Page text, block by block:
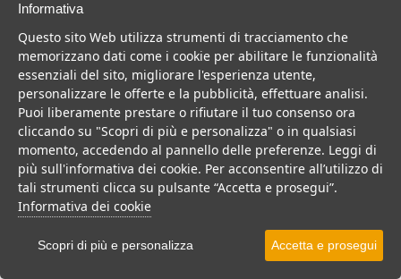
Trova la soluzione migliore per la tua prossima
vacanza.
Noi di belsalento.it abbiamo selezionato per te le migliori mete, i
migliori servizi, le migliori offerte per il tuo prossimo viaggio.
Informativa
Questo sito Web utilizza strumenti di tracciamento che
memorizzano dati come i cookie per abilitare le funzionalità
essenziali del sito, migliorare l'esperienza utente,
personalizzare le offerte e la pubblicità, effettuare analisi.
Puoi liberamente prestare o rifiutare il tuo consenso ora
cliccando su "Scopri di più e personalizza" o in qualsiasi
momento, accedendo al pannello delle preferenze. Leggi di
più sull'informativa dei cookie. Per acconsentire all’utilizzo di
tali strumenti clicca su pulsante “Accetta e prosegui”.
Informativa dei cookie
Scopri di più e personalizza Accetta e prosegui